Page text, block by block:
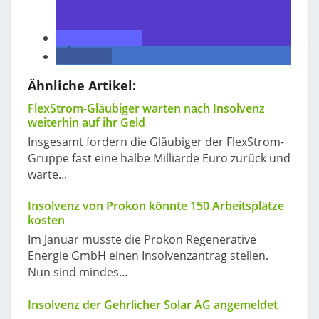
Ähnliche Artikel:
FlexStrom-Gläubiger warten nach Insolvenz
weiterhin auf ihr Geld
Insgesamt fordern die Gläubiger der FlexStrom-
Gruppe fast eine halbe Milliarde Euro zurück und
warte...
Insolvenz von Prokon könnte 150 Arbeitsplätze
kosten
Im Januar musste die Prokon Regenerative
Energie GmbH einen Insolvenzantrag stellen.
Nun sind mindes...
Insolvenz der Gehrlicher Solar AG angemeldet